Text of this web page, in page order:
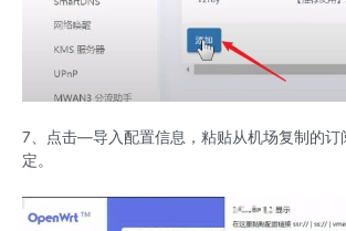
7、点击—导入配置信息，粘贴从机场复制的订
定。